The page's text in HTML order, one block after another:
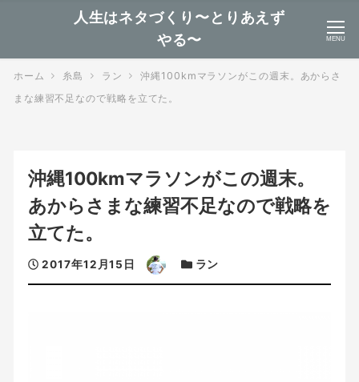
人生はネタづくり〜とりあえず
やる〜
MENU
ホーム 糸島 ラン
沖縄100kmマラソンがこの週末。あからさ
まな練習不足なので戦略を立てた。
沖縄100kmマラソンがこの週末。
あからさまな練習不足なので戦略を
立てた。
投
稿
2017年12月15日
著
者
カ
テ
ラン